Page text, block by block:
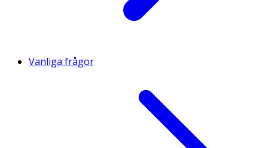
Vanliga frågor